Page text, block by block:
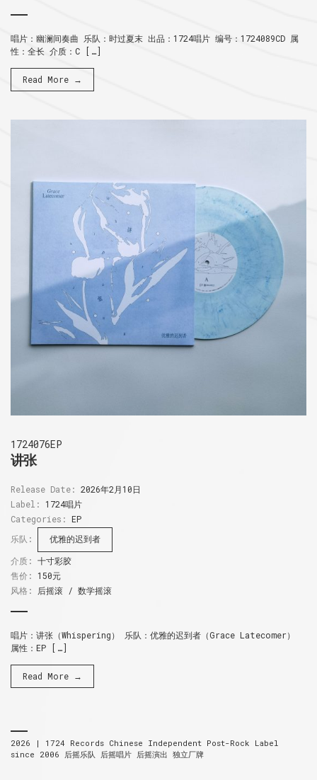
唱片：幽澜间奏曲 乐队：时过夏末 出品：1724唱片 编号：1724089CD 属
性：全长 介质：C […]
Read More →
1724076EP
讲张
Release Date: 2026年2月10日
Label:
1724唱片
Categories: EP
乐队:
优雅的迟到者
介质: 十寸彩胶
售价: 150元
风格:
后摇滚 / 数学摇滚
唱片：讲张（Whispering） 乐队：优雅的迟到者（Grace Latecomer）
属性：EP […]
Read More →
2026 | 1724 Records Chinese Independent Post-Rock Label
since 2006
后摇乐队 后摇唱片 后摇演出 独立厂牌